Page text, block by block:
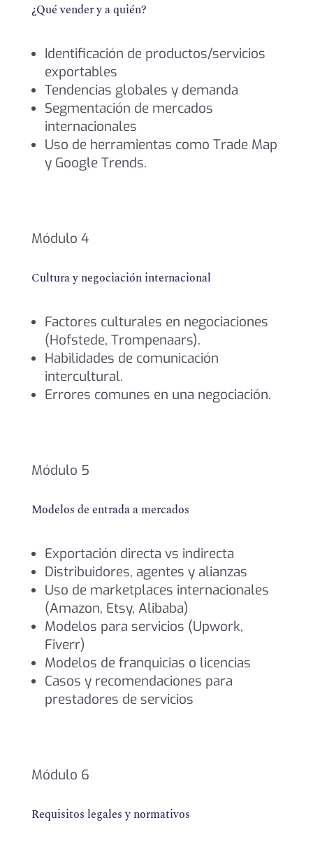
¿Qué vender y a quién?
Identificación de productos/servicios
exportables
Tendencias globales y demanda
Segmentación de mercados
internacionales
Uso de herramientas como Trade Map
y Google Trends.
Módulo 4
Cultura y negociación internacional
Factores culturales en negociaciones
(Hofstede, Trompenaars).
Habilidades de comunicación
intercultural.
Errores comunes en una negociación.
Módulo 5
Modelos de entrada a mercados
Exportación directa vs indirecta
Distribuidores, agentes y alianzas
Uso de marketplaces internacionales
(Amazon, Etsy, Alibaba)
Modelos para servicios (Upwork,
Fiverr)
Modelos de franquicias o licencias
Casos y recomendaciones para
prestadores de servicios
Módulo 6
Requisitos legales y normativos